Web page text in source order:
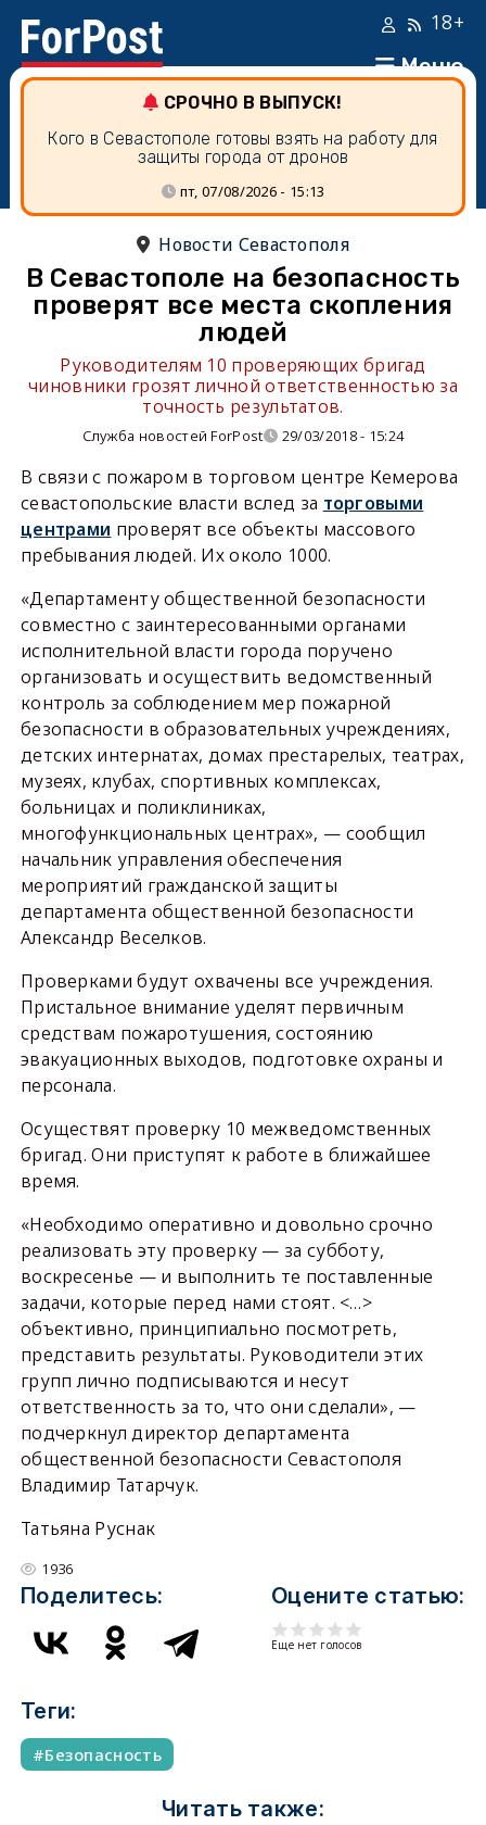
Меню
18+
СРОЧНО В ВЫПУСК!
Кого в Севастополе готовы взять на работу для
защиты города от дронов
пт, 07/08/2026 - 15:13
Новости Севастополя
В Севастополе на безопасность
проверят все места скопления
людей
Руководителям 10 проверяющих бригад
чиновники грозят личной ответственностью за
точность результатов.
Служба новостей ForPost 29/03/2018 - 15:24
В связи с пожаром в торговом центре Кемерова
севастопольские власти вслед за торговыми
центрами проверят все объекты массового
пребывания людей. Их около 1000.
«Департаменту общественной безопасности
совместно с заинтересованными органами
исполнительной власти города поручено
организовать и осуществить ведомственный
контроль за соблюдением мер пожарной
безопасности в образовательных учреждениях,
детских интернатах, домах престарелых, театрах,
музеях, клубах, спортивных комплексах,
больницах и поликлиниках,
многофункциональных центрах», — сообщил
начальник управления обеспечения
мероприятий гражданской защиты
департамента общественной безопасности
Александр Веселков.
Проверками будут охвачены все учреждения.
Пристальное внимание уделят первичным
средствам пожаротушения, состоянию
эвакуационных выходов, подготовке охраны и
персонала.
Осуществят проверку 10 межведомственных
бригад. Они приступят к работе в ближайшее
время.
«Необходимо оперативно и довольно срочно
реализовать эту проверку — за субботу,
воскресенье — и выполнить те поставленные
задачи, которые перед нами стоят. <…>
объективно, принципиально посмотреть,
представить результаты. Руководители этих
групп лично подписываются и несут
ответственность за то, что они сделали», —
подчеркнул директор департамента
общественной безопасности Севастополя
Владимир Татарчук.
Татьяна Руснак
1936
Поделитесь: Оцените статью:
Еще нет голосов
Теги:
Безопасность
Читать также: